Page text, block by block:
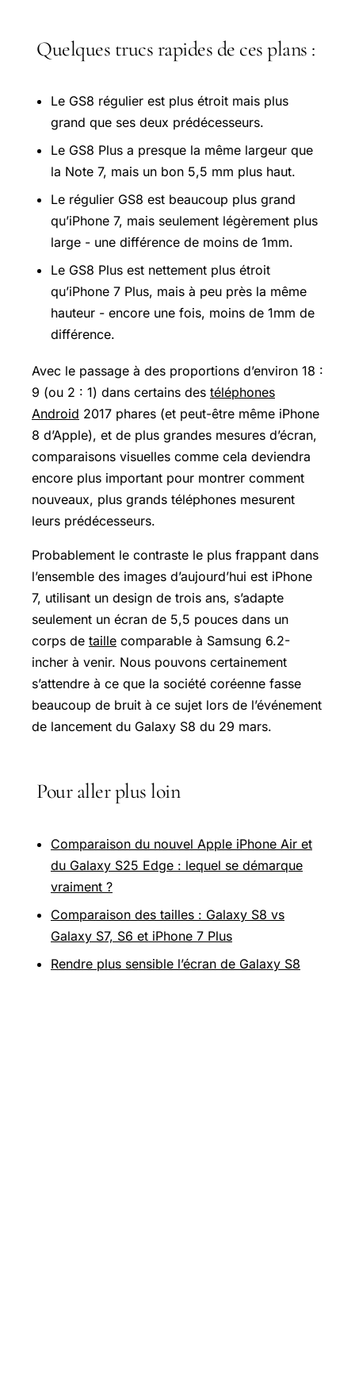
Quelques trucs rapides de ces plans :
Le GS8 régulier est plus étroit mais plus
grand que ses deux prédécesseurs.
Le GS8 Plus a presque la même largeur que
la Note 7, mais un bon 5,5 mm plus haut.
Le régulier GS8 est beaucoup plus grand
qu’iPhone 7, mais seulement légèrement plus
large - une différence de moins de 1mm.
Le GS8 Plus est nettement plus étroit
qu’iPhone 7 Plus, mais à peu près la même
hauteur - encore une fois, moins de 1mm de
différence.
Avec le passage à des proportions d’environ 18 :
9 (ou 2 : 1) dans certains des téléphones
Android 2017 phares (et peut-être même iPhone
8 d’Apple), et de plus grandes mesures d’écran,
comparaisons visuelles comme cela deviendra
encore plus important pour montrer comment
nouveaux, plus grands téléphones mesurent
leurs prédécesseurs.
Probablement le contraste le plus frappant dans
l’ensemble des images d’aujourd’hui est iPhone
7, utilisant un design de trois ans, s’adapte
seulement un écran de 5,5 pouces dans un
corps de taille comparable à Samsung 6.2-
incher à venir. Nous pouvons certainement
s’attendre à ce que la société coréenne fasse
beaucoup de bruit à ce sujet lors de l’événement
de lancement du Galaxy S8 du 29 mars.
Pour aller plus loin
Comparaison du nouvel Apple iPhone Air et
du Galaxy S25 Edge : lequel se démarque
vraiment ?
Comparaison des tailles : Galaxy S8 vs
Galaxy S7, S6 et iPhone 7 Plus
Rendre plus sensible l’écran de Galaxy S8